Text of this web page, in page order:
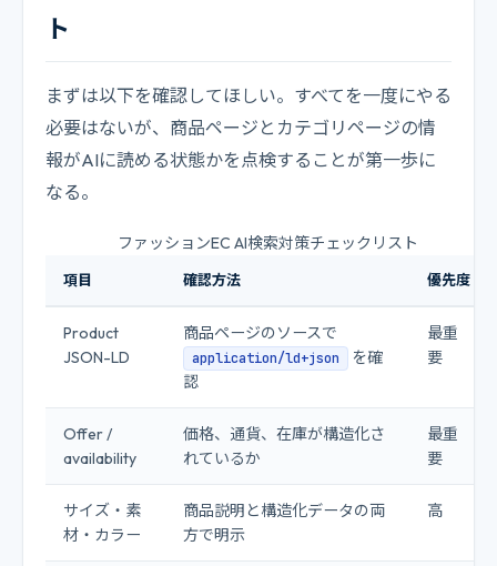
ト
まずは以下を確認してほしい。すべてを一度にやる
必要はないが、商品ページとカテゴリページの情
報がAIに読める状態かを点検することが第一歩に
なる。
ファッションEC AI検索対策チェックリスト
項目 確認方法 優先度
Product
JSON-LD
商品ページのソースで
application/ld+json
を確
認
最重
要
Offer /
availability
価格、通貨、在庫が構造化さ
れているか
最重
要
サイズ・素
材・カラー
商品説明と構造化データの両
方で明示
高